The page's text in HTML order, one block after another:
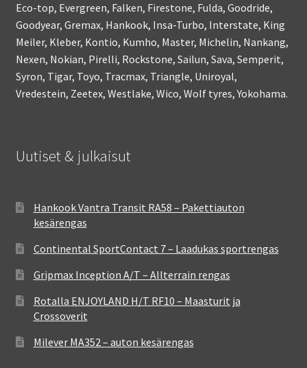
Eco-top, Evergreen, Falken, Firestone, Fulda, Goodride,
Goodyear, Gremax, Hankook, Insa-Turbo, Interstate, King
Meiler, Kleber, Kontio, Kumho, Master, Michelin, Nankang,
Nexen, Nokian, Pirelli, Rockstone, Sailun, Sava, Semperit,
Syron, Tigar, Toyo, Tracmax, Triangle, Uniroyal,
Vredestein, Zeetex, Westlake, Wico, Wolf tyres, Yokohama.
Uutiset & julkaisut
Hankook Vantra Transit RA58 – Pakettiauton
kesärengas
Continental SportContact 7 – Laadukas sportrengas
Gripmax Inception A/T – Allterrain rengas
Rotalla ENJOYLAND H/T RF10 – Maasturit ja
Crossoverit
Milever MA352 – auton kesärengas